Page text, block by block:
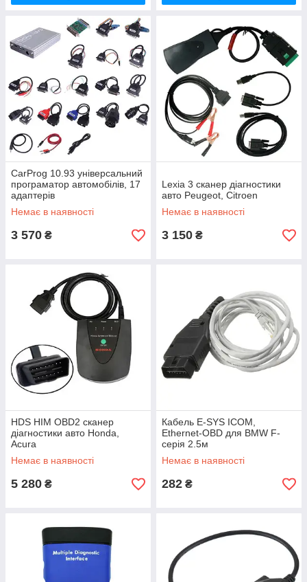
CarProg 10.93 універсальний
програматор автомобілів, 17
адаптерів
Немає в наявності
3 570 ₴
Lexia 3 сканер діагностики
авто Peugeot, Citroen
Немає в наявності
3 150 ₴
HDS HIM OBD2 сканер
діагностики авто Honda,
Acura
Немає в наявності
5 280 ₴
Кабель E-SYS ICOM,
Ethernet-OBD для BMW F-
серія 2.5м
Немає в наявності
282 ₴